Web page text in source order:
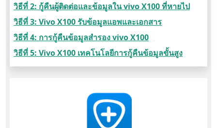
วิธีที่ 2: กู้คืนผู้ติดต่อและข้อมูลใน vivo X100 ที่หายไป
วิธีที่ 3: Vivo X100 รับข้อมูลแอพและเอกสาร
วิธีที่ 4: การกู้คืนข้อมูลสำรอง vivo X100
วิธีที่ 5: Vivo X100 เทคโนโลยีการกู้คืนข้อมูลขั้นสูง